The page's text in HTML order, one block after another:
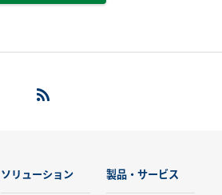
ソリューション 製品・サービス